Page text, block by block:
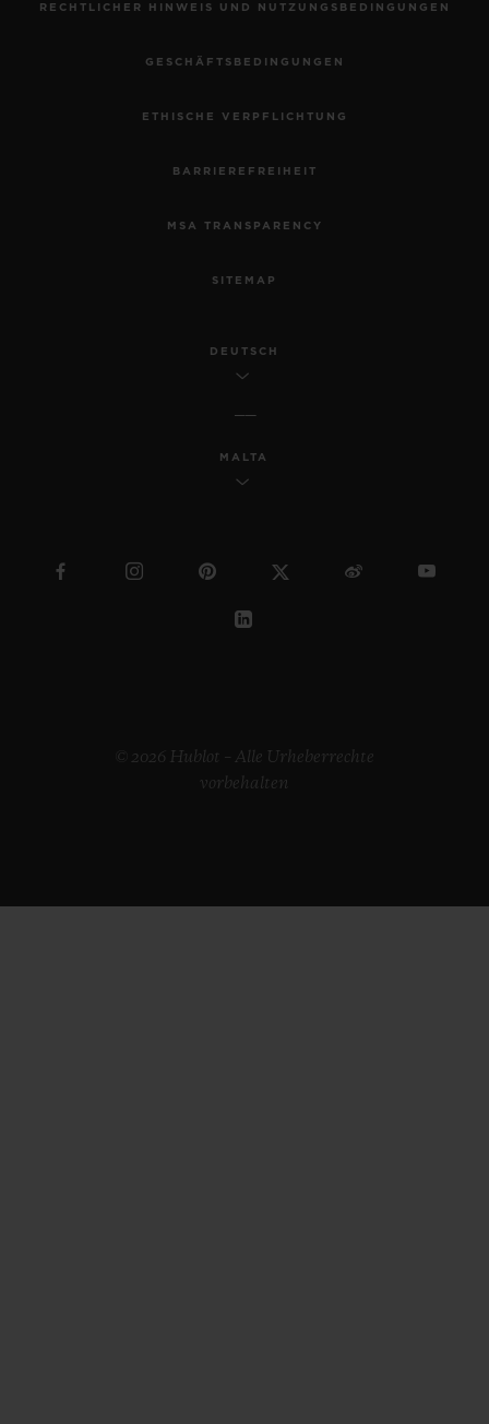
RECHTLICHER HINWEIS UND NUTZUNGSBEDINGUNGEN
GESCHÄFTSBEDINGUNGEN
ETHISCHE VERPFLICHTUNG
BARRIEREFREIHEIT
MSA TRANSPARENCY
SITEMAP
DEUTSCH
MALTA
© 2026 Hublot – Alle Urheberrechte
vorbehalten